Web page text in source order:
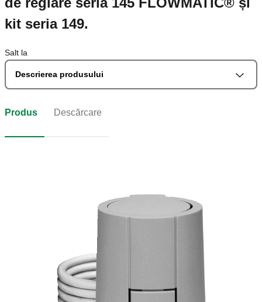
kit seria 149.
Salt la
Descrierea produsului
Produs Descărcare